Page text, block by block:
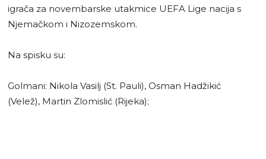
igrača za novembarske utakmice UEFA Lige nacija s
Njemačkom i Nizozemskom.
Na spisku su:
Golmani: Nikola Vasilj (St. Pauli), Osman Hadžikić
(Velež), Martin Zlomislić (Rijeka);